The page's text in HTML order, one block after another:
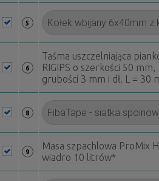
5
6
Taśma uszczelniająca
RIGIPS o szerkości 50 mm,
grubości 3 mm i dł. L = 30
8
9
Masa szpachlowa ProMix
wiadro 10 litrów*